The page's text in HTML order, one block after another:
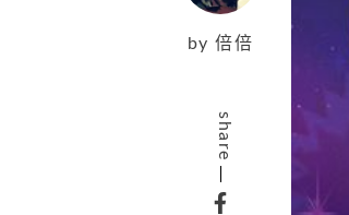
by倍倍
share